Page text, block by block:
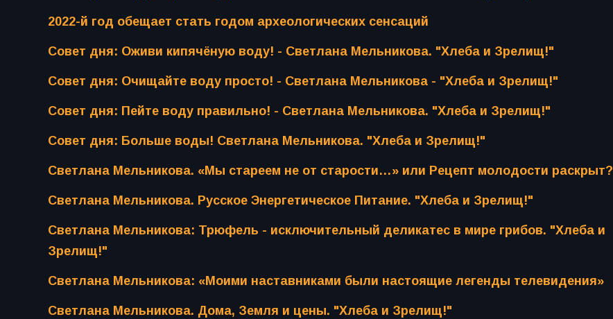
2022-й год обещает стать годом археологических сенсаций
Совет дня: Оживи кипячёную воду! - Светлана Мельникова. "Хлеба и Зрелищ!"
Совет дня: Очищайте воду просто! - Светлана Мельникова - "Хлеба и Зрелищ!"
Совет дня: Пейте воду правильно! - Светлана Мельникова. "Хлеба и Зрелищ!"
Совет дня: Больше воды! Светлана Мельникова. "Хлеба и Зрелищ!"
Светлана Мельникова. «Мы стареем не от старости…» или Рецепт молодости раскрыт?
Светлана Мельникова. Русское Энергетическое Питание. "Хлеба и Зрелищ!"
Светлана Мельникова: Трюфель - исключительный деликатес в мире грибов. "Хлеба и
Зрелищ!"
Светлана Мельникова: «Моими наставниками были настоящие легенды телевидения»
Светлана Мельникова. Дома, Земля и цены. "Хлеба и Зрелищ!"